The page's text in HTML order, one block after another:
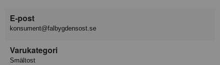
E-post
konsument@falbygdensost.se
Varukategori
Smältost